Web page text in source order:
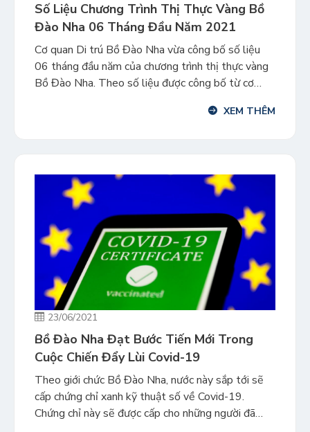
Số Liệu Chương Trình Thị Thực Vàng Bồ
Đào Nha 06 Tháng Đầu Năm 2021
Cơ quan Di trú Bồ Đào Nha vừa công bố số liệu
06 tháng đầu năm của chương trình thị thực vàng
Bồ Đào Nha. Theo số liệu được công bố từ cơ
chương trình thị thực Vàng Bồ Đào Nha đã huy
XEM THÊM
23/06/2021
Bồ Đào Nha Đạt Bước Tiến Mới Trong
Cuộc Chiến Đẩy Lùi Covid-19
Theo giới chức Bồ Đào Nha, nước này sắp tới sẽ
cấp chứng chỉ xanh kỹ thuật số về Covid-19.
Chứng chỉ này sẽ được cấp cho những người đã